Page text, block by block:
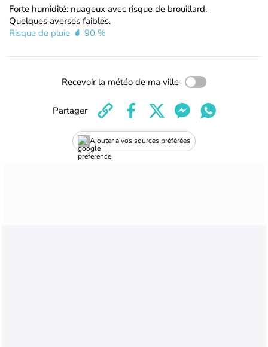
Forte humidité: nuageux avec risque de brouillard.
Quelques averses faibles.
Risque de pluie
90 %
Recevoir la météo de ma ville
Ajouter à vos sources préférées
Partager